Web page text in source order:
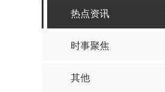
热点资讯
时事聚焦
其他